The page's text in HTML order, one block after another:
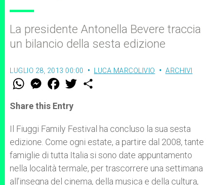
La presidente Antonella Bevere traccia
un bilancio della sesta edizione
LUGLIO 28, 2013 00:00 LUCA MARCOLIVIO ARCHIVI
W
t
s
p
p
M
e
s
e
g
e
r
F
a
e
b
o
k
w
r
Share this Entry
Il Fiuggi Family Festival ha concluso la sua sesta
edizione. Come ogni estate, a partire dal 2008, tante
famiglie di tutta Italia si sono date appuntamento
nella località termale, per trascorrere una settimana
all’insegna del cinema, della musica e della cultura,